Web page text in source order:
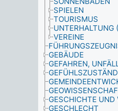
SPIELEN
TOURISMUS
UNTERHALTUNG
VEREINE
GEBÄUDE
GEFAHREN,
GESCHICHTE UND
GESCHLECHT